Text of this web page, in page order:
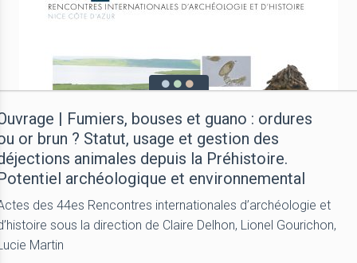
| Fumiers, bouses et guano : ordures
or brun ? Statut, usage et gestion des
animales depuis la Préhistoire.
archéologique et environnemental
des 44es Rencontres internationales d’archéologie et
sous la direction de Claire Delhon, Lionel Gourichon,
Martin